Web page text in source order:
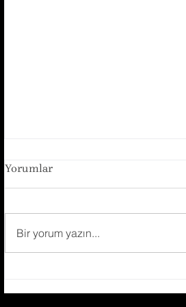
Yorumlar
Bir yorum yazın...